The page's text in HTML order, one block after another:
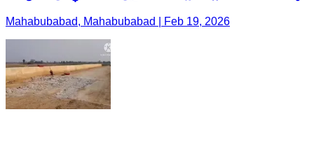
Mahabubabad, Mahabubabad | Feb 19, 2026